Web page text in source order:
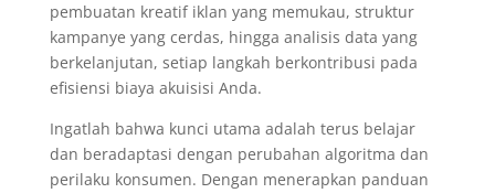
pembuatan kreatif iklan yang memukau, struktur
kampanye yang cerdas, hingga analisis data yang
berkelanjutan, setiap langkah berkontribusi pada
efisiensi biaya akuisisi Anda.
Ingatlah bahwa kunci utama adalah terus belajar
dan beradaptasi dengan perubahan algoritma dan
perilaku konsumen. Dengan menerapkan panduan